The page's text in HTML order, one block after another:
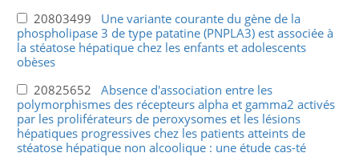
20803499 Une variante courante du gène de la
phospholipase 3 de type patatine (PNPLA3) est associée à
la stéatose hépatique chez les enfants et adolescents
obèses
20825652 Absence d'association entre les
polymorphismes des récepteurs alpha et gamma2 activés
par les proliférateurs de peroxysomes et les lésions
hépatiques progressives chez les patients atteints de
stéatose hépatique non alcoolique : une étude cas-té